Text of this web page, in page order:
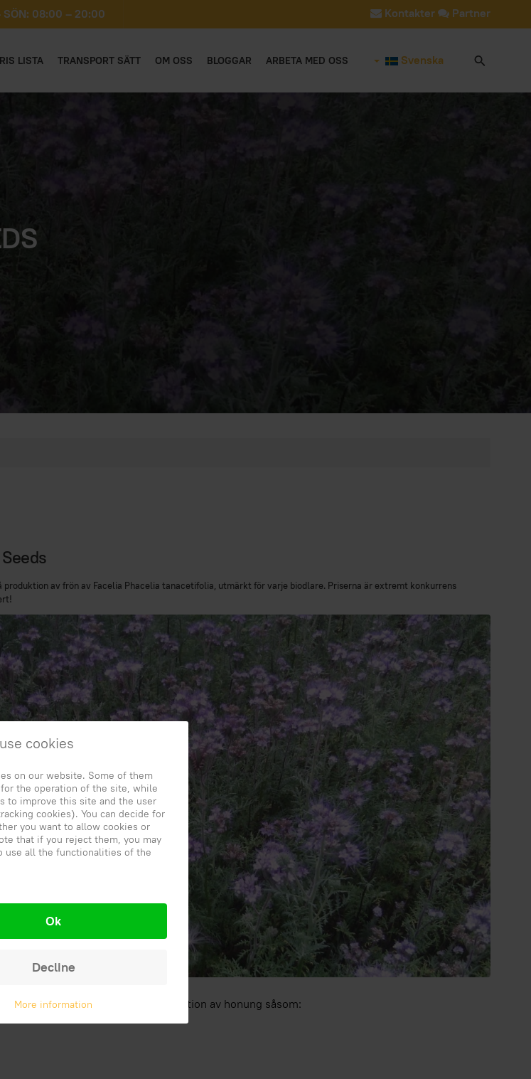
SÖN: 08:00 – 20:00 Kontakter Partner
LISTA TRANSPORT SÄTT OM OSS BLOGGAR ARBETA MED OSS Svenska
av frön av Facelia Phacelia tanacetifolia, utmärkt för varje biodlare. Priserna är extremt konkurrens
apistic intresse, utmärkt för produktion av honung såsom:
cookies
on our website. Some of them
the operation of the site, while
to improve this site and the user
cookies). You can decide for
you want to allow cookies or
that if you reject them, you may
use all the functionalities of the
Ok
Decline
More information